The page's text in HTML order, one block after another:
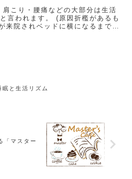
言われます。 (原因折檻があるも
眠と生活リズム
「マスター